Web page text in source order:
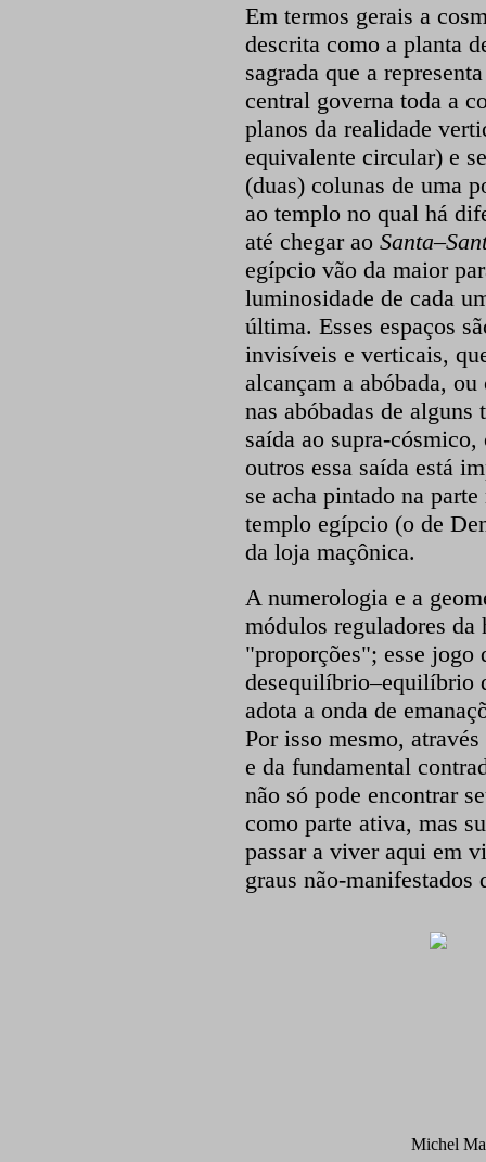
Em termos gerais a
descrita como a planta
sagrada que a
central governa toda a
planos da realidade
equivalente circular) e
(duas) colunas de uma
ao templo no qual há
até chegar ao
egípcio vão da maior
luminosidade de cada
última. Esses espaços
invisíveis e verticais,
alcançam a abóbada,
nas abóbadas de alguns
saída ao supra-
outros essa saída está
se acha pintado na
templo egípcio (o de
da loja maçônica.
A numerologia e a
módulos reguladores
"proporções"; esse jogo
desequilíbrio–equilíbrio
adota a onda de
Por isso mesmo,
e da fundamental
não só pode encontrar
como parte ativa, mas
passar a viver aqui em
graus não-manifestados
Michel